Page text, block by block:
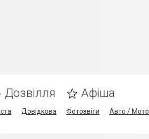
Дозвілля Афіша
Довідкова Фотозвіти Авто / Мото